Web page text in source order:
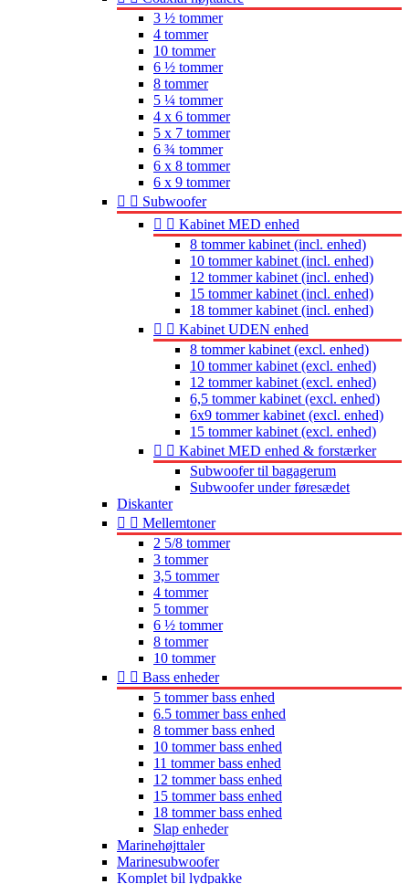
3 ½ tommer
4 tommer
10 tommer
6 ½ tommer
8 tommer
5 ¼ tommer
4 x 6 tommer
5 x 7 tommer
6 ¾ tommer
6 x 8 tommer
6 x 9 tommer
  Subwoofer
  Kabinet MED enhed
8 tommer kabinet (incl. enhed)
10 tommer kabinet (incl. enhed)
12 tommer kabinet (incl. enhed)
15 tommer kabinet (incl. enhed)
18 tommer kabinet (incl. enhed)
  Kabinet UDEN enhed
8 tommer kabinet (excl. enhed)
10 tommer kabinet (excl. enhed)
12 tommer kabinet (excl. enhed)
6,5 tommer kabinet (excl. enhed)
6x9 tommer kabinet (excl. enhed)
15 tommer kabinet (excl. enhed)
  Kabinet MED enhed & forstærker
Subwoofer til bagagerum
Subwoofer under føresædet
Diskanter
  Mellemtoner
2 5/8 tommer
3 tommer
3,5 tommer
4 tommer
5 tommer
6 ½ tommer
8 tommer
10 tommer
  Bass enheder
5 tommer bass enhed
6.5 tommer bass enhed
8 tommer bass enhed
10 tommer bass enhed
11 tommer bass enhed
12 tommer bass enhed
15 tommer bass enhed
18 tommer bass enhed
Slap enheder
Marinehøjttaler
Marinesubwoofer
Komplet bil lydpakke